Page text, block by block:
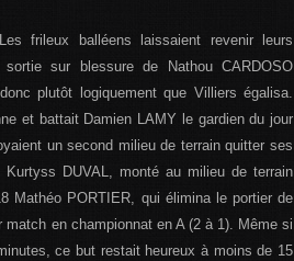
frileux balléens laissaient revenir leurs
sur blessure de Nathou CARDOSO
plutôt logiquement que Villiers égalisa.
et battait Damien LAMY le gardien du jour
un second milieu de terrain quitter ses
DUVAL, monté au milieu de terrain
Mathéo PORTIER, qui élimina le portier de
en championnat en A (2 à 1). Même si
ce but restait heureux à moins de 15